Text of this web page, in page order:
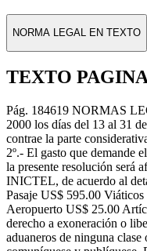
NORMA LEGAL EN TEXTO
TEXTO
Pág. 184619 NORMAS
2000 los días del 13 al 31
contrae la parte
2º.- El gasto que demande
la presente resolución será
INICTEL, de acuerdo al
Pasaje US$ 595.00
Aeropuerto US$ 25.00
derecho a exoneración o
aduaneros de ninguna